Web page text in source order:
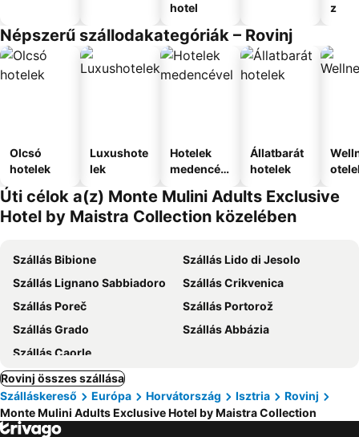
hotel
z
Népszerű szállodakategóriák – Rovinj
Olcsó
hotelek
Luxushote
lek
Hotelek
medencév
Állatbarát
hotelek
Úti célok a(z) Monte Mulini Adults Exclusive
Hotel by Maistra Collection közelében
Szállás Bibione
Szállás Lido di Jesolo
Szállás Lignano Sabbiadoro
Szállás Crikvenica
Szállás Poreč
Szállás Portorož
Szállás Grado
Szállás Abbázia
Szállás Caorle
Rovinj összes szállása
Szálláskereső
Európa Horvátország Isztria
Rovinj
Monte Mulini Adults Exclusive Hotel by Maistra Collection